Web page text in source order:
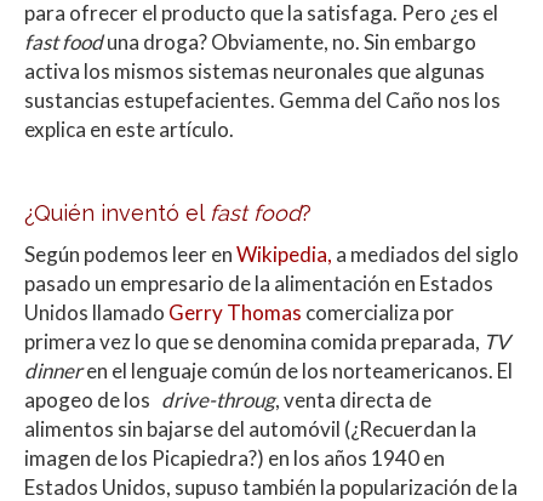
p
p
o
k
ti
r
para ofrecer el producto que la satisfaga. Pero ¿es el
fast fooduna droga? Obviamente, no. Sin embargo
activa los mismos sistemas neuronales que algunas
sustancias estupefacientes. Gemma del Caño nos los
explica en este artículo.
¿Quién inventó el fast food?
Según podemos leer enWikipedia, a mediados del siglo
pasado un empresario de la alimentación en Estados
Unidos llamado Gerry Thomas comercializa por
primera vez lo que se denomina comida preparada, TV
dinneren el lenguaje común de los norteamericanos. El
apogeo de los drive-throug, venta directa de
alimentos sin bajarse del automóvil (¿Recuerdan la
imagen de los Picapiedra?) en los años 1940 en
Estados Unidos, supuso también la popularización de la